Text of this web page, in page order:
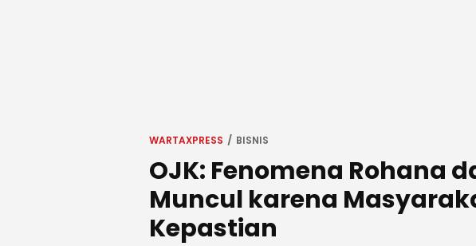
WARTAXPRESS BISNIS
OJK: Fenomena Rohana
Muncul karena
Kepastian